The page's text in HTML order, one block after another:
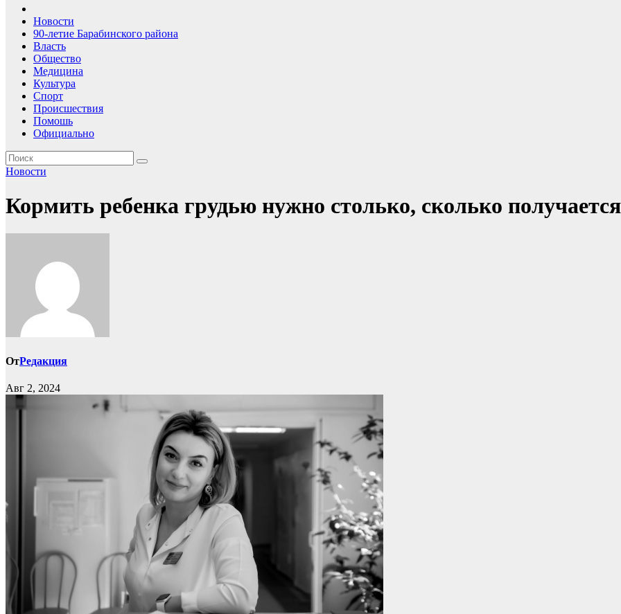
Новости
90-летие Барабинского района
Власть
Общество
Медицина
Культура
Спорт
Происшествия
Помошь
Официально
Новости
Кормить ребенка грудью нужно столько, сколько получается
ОтРедакция
Авг 2, 2024